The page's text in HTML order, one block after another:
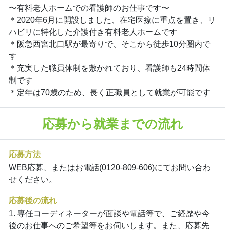
〜有料老人ホームでの看護師のお仕事です〜
＊2020年6月に開設しました、在宅医療に重点を置き、リ
ハビリに特化した介護付き有料老人ホームです
＊阪急西宮北口駅が最寄りで、そこから徒歩10分圏内で
す
＊充実した職員体制を敷かれており、看護師も24時間体
制です
＊定年は70歳のため、長く正職員として就業が可能です
応募から就業までの流れ
応募方法
WEB応募、またはお電話(0120-809-606)にてお問い合わ
せください。
応募後の流れ
1. 専任コーディネーターが面談や電話等で、ご経歴や今
後のお仕事へのご希望等をお伺いします。また、応募先